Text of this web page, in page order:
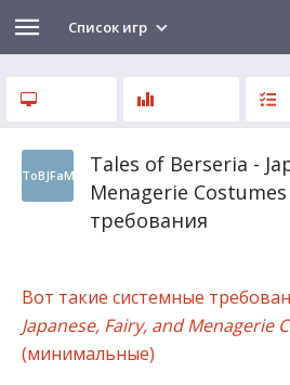
Список игр
ToBJFaM
Tales of Berseria -
Menagerie
требования
Вот такие системные
Japanese, Fairy, and Menagerie
(минимальные)